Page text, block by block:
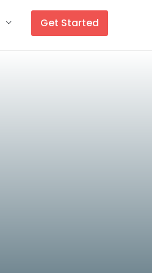
Get Started